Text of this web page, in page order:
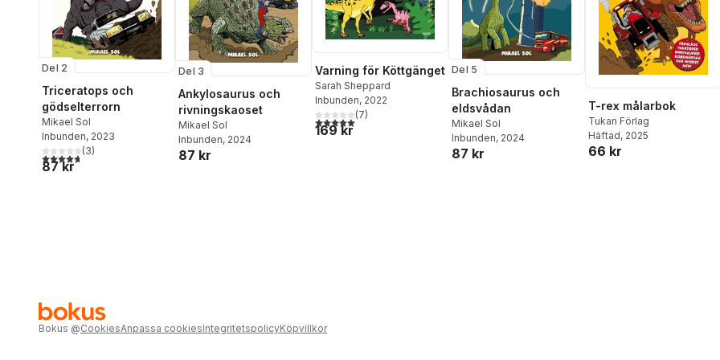
Del 2
Triceratops och
gödselterrorn
Mikael Sol
Inbunden, 2023
4,7utav 5 stjärnor. Totalt antal röster:
(3)
87 kr
Del 3
Ankylosaurus och
rivningskaoset
Mikael Sol
Inbunden, 2024
87 kr
Varning för Köttgänget
Sarah Sheppard
Inbunden, 2022
5,0utav 5 stjärnor. Totalt antal röster:
(7)
169 kr
Del 5
Brachiosaurus och
eldsvådan
Mikael Sol
Inbunden, 2024
87 kr
T-rex målarbok
Tukan Förlag
Häftad, 2025
66 kr
Bokus @CookiesAnpassa cookiesIntegritetspolicyKöpvillkor